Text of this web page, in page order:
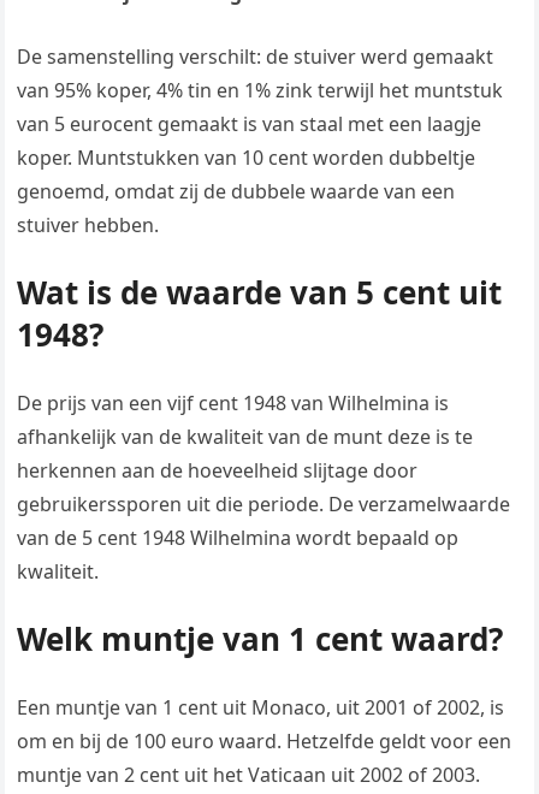
De samenstelling verschilt: de stuiver werd gemaakt
van 95% koper, 4% tin en 1% zink terwijl het muntstuk
van 5 eurocent gemaakt is van staal met een laagje
koper. Muntstukken van 10 cent worden dubbeltje
genoemd, omdat zij de dubbele waarde van een
stuiver hebben.
Wat is de waarde van 5 cent uit
1948?
De prijs van een vijf cent 1948 van Wilhelmina is
afhankelijk van de kwaliteit van de munt deze is te
herkennen aan de hoeveelheid slijtage door
gebruikerssporen uit die periode. De verzamelwaarde
van de 5 cent 1948 Wilhelmina wordt bepaald op
kwaliteit.
Welk muntje van 1 cent waard?
Een muntje van 1 cent uit Monaco, uit 2001 of 2002, is
om en bij de 100 euro waard. Hetzelfde geldt voor een
muntje van 2 cent uit het Vaticaan uit 2002 of 2003.